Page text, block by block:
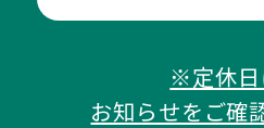
※定休日
お知らせをご確